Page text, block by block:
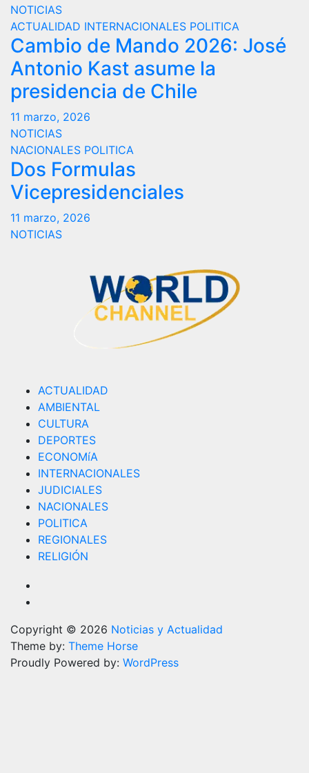
NOTICIAS
ACTUALIDAD INTERNACIONALES POLITICA
Cambio de Mando 2026: José
Antonio Kast asume la
presidencia de Chile
11 marzo, 2026
NOTICIAS
NACIONALES POLITICA
Dos Formulas
Vicepresidenciales
11 marzo, 2026
NOTICIAS
ACTUALIDAD
AMBIENTAL
CULTURA
DEPORTES
ECONOMíA
INTERNACIONALES
JUDICIALES
NACIONALES
POLITICA
REGIONALES
RELIGIÓN
Copyright © 2026 Noticias y Actualidad
Theme by: Theme Horse
Proudly Powered by: WordPress